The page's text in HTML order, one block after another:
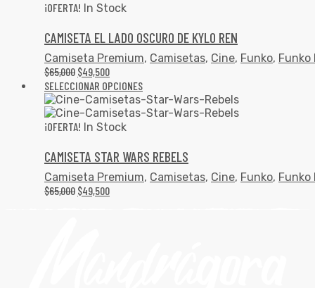
¡OFERTA! In Stock
CAMISETA EL LADO OSCURO DE KYLO REN
Camiseta Premium, Camisetas, Cine, Funko, Funko
$65,000 $49,500
SELECCIONAR OPCIONES
¡OFERTA! In Stock
CAMISETA STAR WARS REBELS
Camiseta Premium, Camisetas, Cine, Funko, Funko
$65,000 $49,500